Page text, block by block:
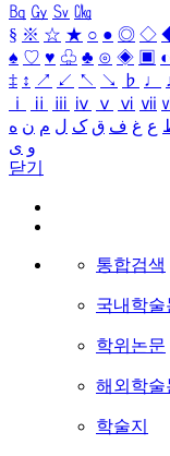
㏃ ㏉ ㏜ ㏆
§ ※ ☆ ★ ○ ● ◎ ◇
♠ ♡ ♥ ♧ ♣ ⊙ ◈ ▣ ◐
‡ ↕ ↗ ↙ ↖ ↘ ♭ ♩
ⅰ
ⅱ ⅲ ⅳ ⅴ ⅵ ⅶ
ع غ ف ق ک ل م ن ه
و ی
닫기
통합검색
국내학술
학위논문
해외학술
학술지